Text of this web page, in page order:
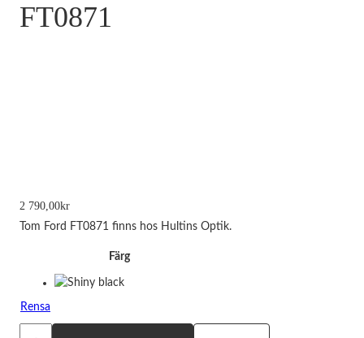
FT0871
2 790,00kr
Tom Ford FT0871 finns hos Hultins Optik.
Färg
Rensa